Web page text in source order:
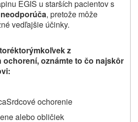
EGIS u starších pacientov s
, pretože môže
vedľajšie účinky.
z
oznámte to čo najskôr
ochorenie
alebo obličiek